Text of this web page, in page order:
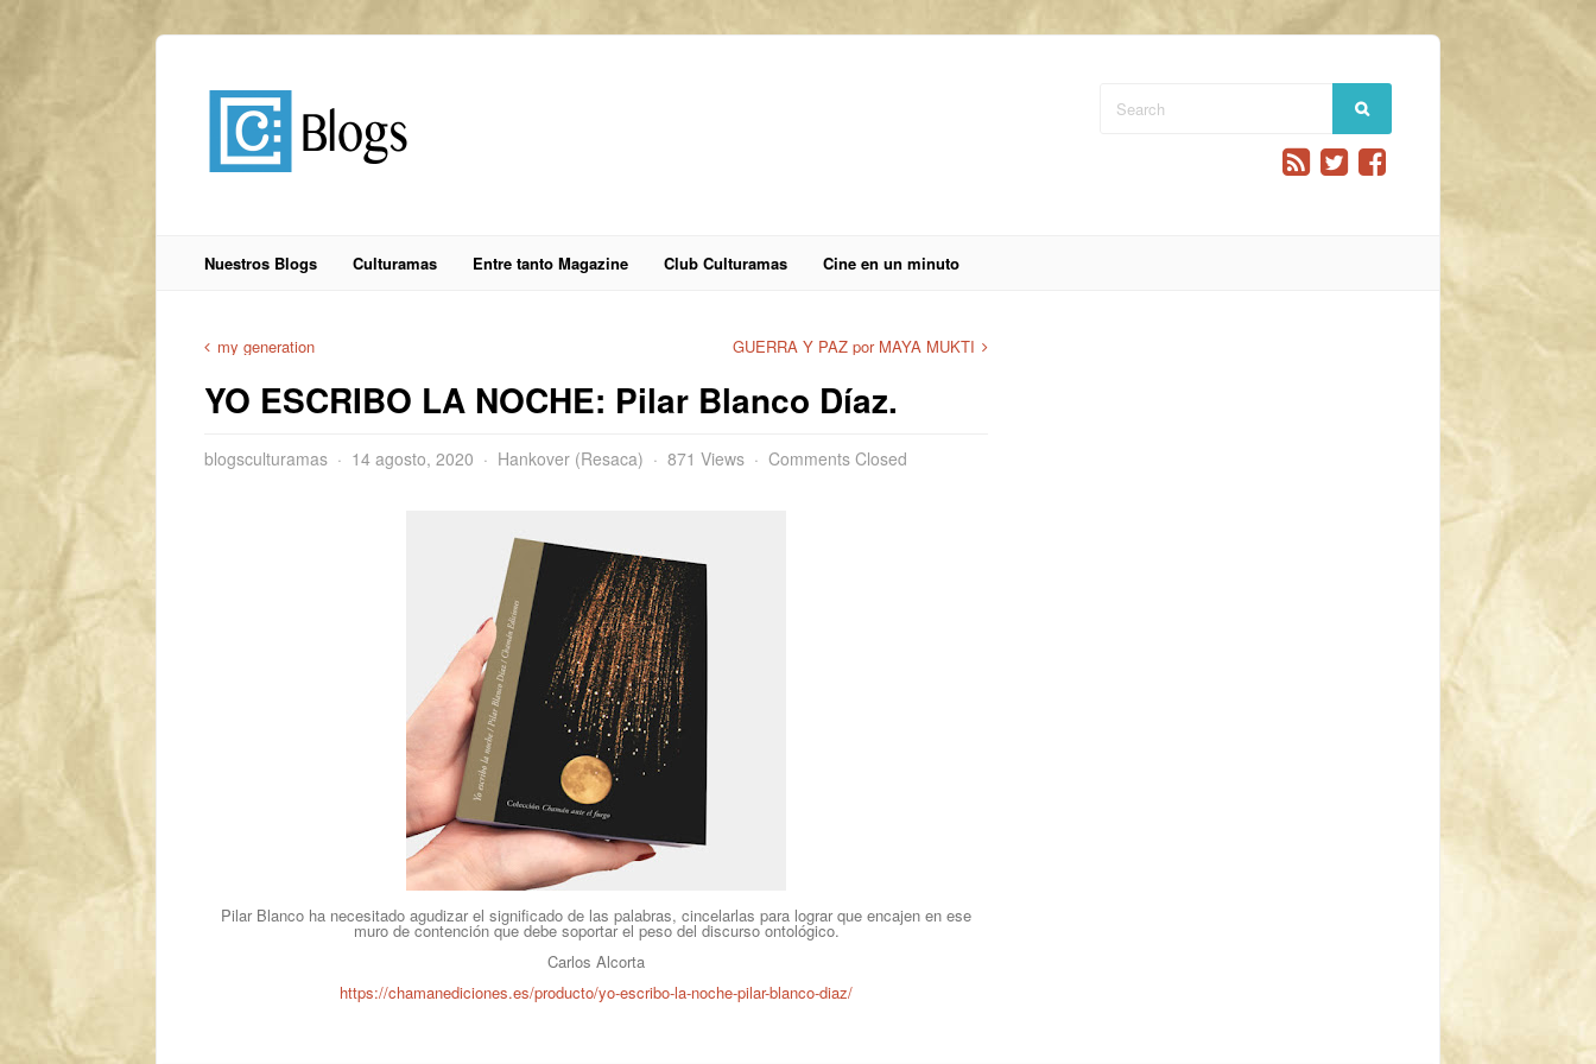
Nuestros Blogs Culturamas Entre tanto Magazine Club Culturamas Cine en un minuto
my generation GUERRA Y PAZ por MAYA MUKTI
YO ESCRIBO LA NOCHE: Pilar Blanco Díaz.
blogsculturamas 14 agosto, 2020 Hankover (Resaca) 871 Views Comments Closed
Pilar Blanco ha necesitado agudizar el significado de las palabras, cincelarlas para lograr que encajen en ese
muro de contención que debe soportar el peso del discurso ontológico.
Carlos Alcorta
https://chamanediciones.es/producto/yo-escribo-la-noche-pilar-blanco-diaz/